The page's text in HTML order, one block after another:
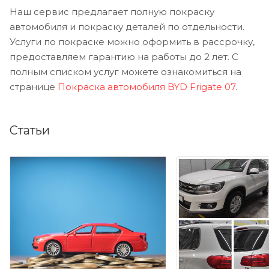
Наш сервис предлагает полную покраску
автомобиля и покраску деталей по отдельности.
Услуги по покраске можно оформить в рассрочку,
предоставляем гарантию на работы до 2 лет. С
полным списком услуг можете ознакомиться на
странице Покраска автомобиля BYD Frigate 07.
Статьи